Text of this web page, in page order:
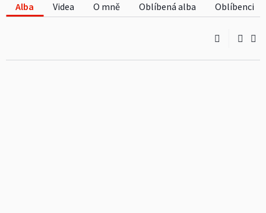
Alba Videa O mně Oblíbená alba Oblíbenci